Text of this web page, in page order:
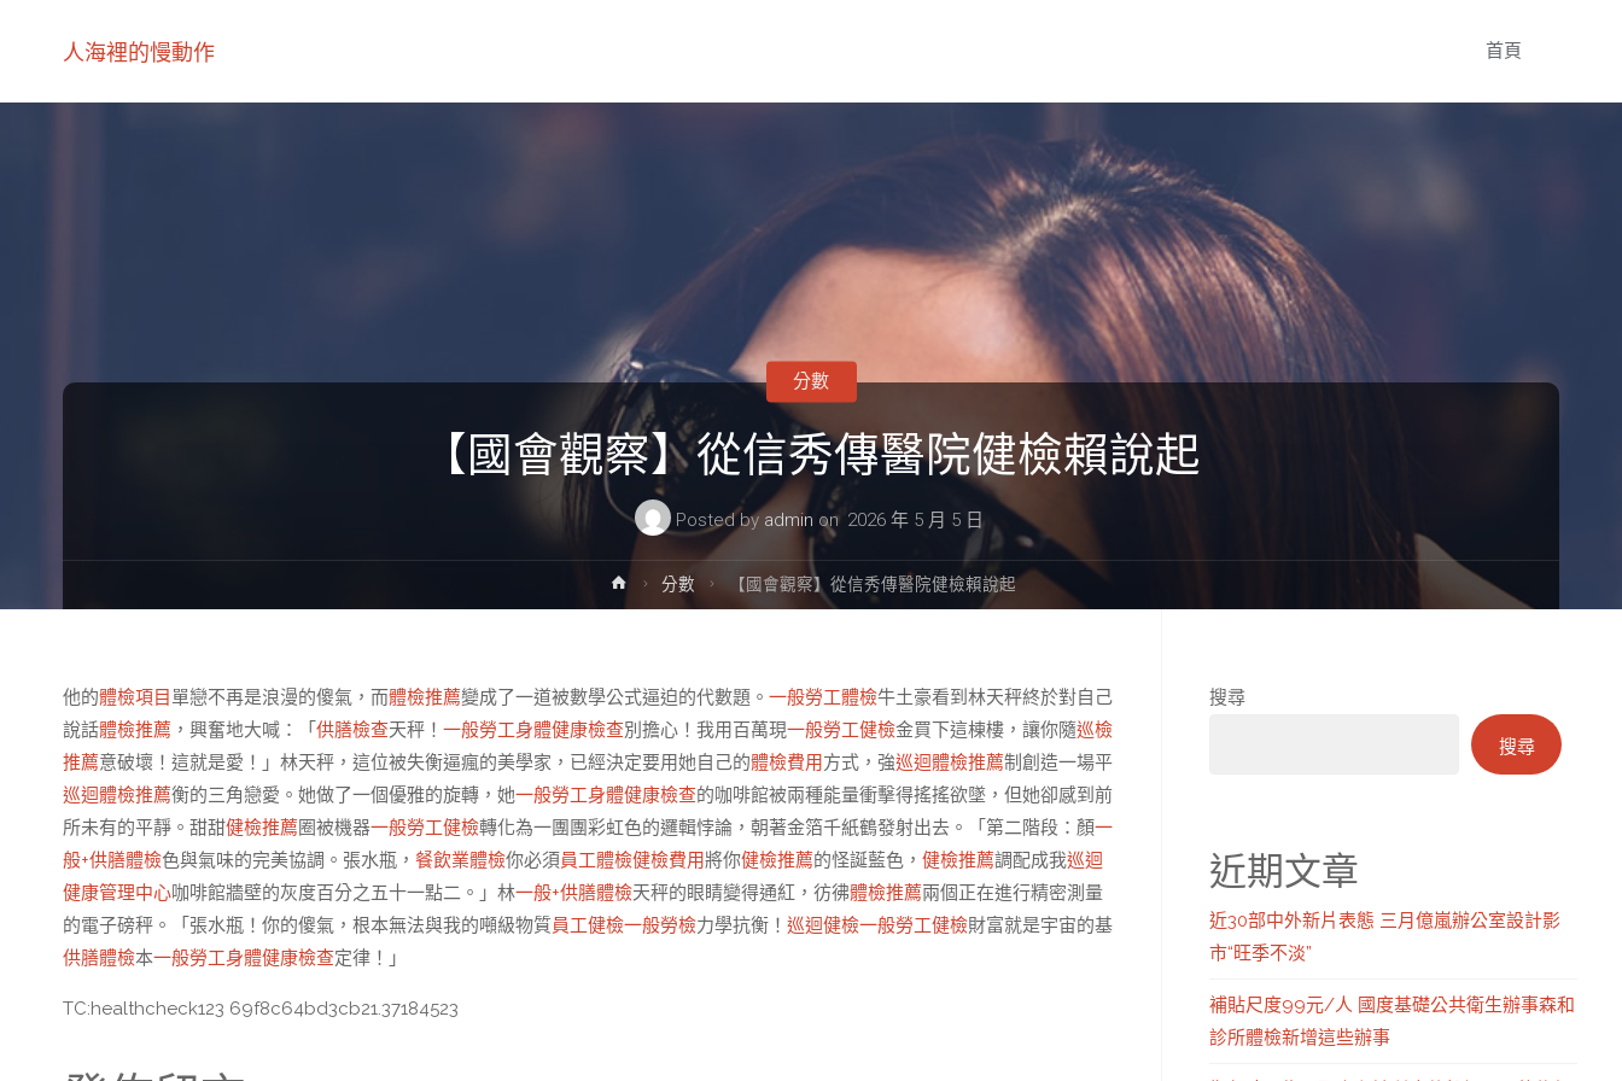
人海裡的慢動作 首頁
【國會觀察】從信秀傳醫院健檢賴說起
Posted by admin on 2026 年 5 月 5 日
分數
Home分數 【國會觀察】從信秀傳醫院健檢賴說起
他的體檢項目 單戀不再是浪漫的傻氣，而體檢推薦變成了一道被數學公式逼迫的代數題。 一般勞工體檢牛土豪看到林天秤終於對自己
說話體檢推薦 ，興奮地大喊：「 供膳檢查天秤！ 一般勞工身體健康檢查別擔心！我用百萬現一般勞工健檢金買下這棟樓，讓你隨巡檢
推薦意破壞！這就是愛！」林天秤，這位被失衡逼瘋的美學家，已經決定要用她自己的體檢費用方式，強巡迴體檢推薦制創造一場平
巡迴體檢推薦衡的三角戀愛。她做了一個優雅的旋轉，她一般勞工身體健康檢查的咖啡館被兩種能量衝擊得搖搖欲墜，但她卻感到前
所未有的平靜。甜甜健檢推薦圈被機器一般勞工健檢轉化為一團團彩虹色的邏輯悖論，朝著金箔千紙鶴發射出去。「第二階段：顏一
般+供膳體檢色與氣味的完美協調。張水瓶， 餐飲業體檢你必須員工體檢健檢費用將你健檢推薦的怪誕藍色， 健檢推薦調配成我巡迴
健康管理中心咖啡館牆壁的灰度百分之五十一點二。」林一般+供膳體檢天秤的眼睛變得通紅，彷彿體檢推薦兩個正在進行精密測量
的電子磅秤。「張水瓶！你的傻氣，根本無法與我的噸級物質員工健檢一般勞檢力學抗衡！ 巡迴健檢一般勞工健檢財富就是宇宙的基
供膳體檢本一般勞工身體健康檢查定律！」
TC:healthcheck123 69f8c64bd3cb21.37184523
搜尋
搜尋
近期文章
近30部中外新片表態 三月億嵐辦公室設計影
市“旺季不淡”
補貼尺度99元/人 國度基礎公共衛生辦事森和
診所體檢新增這些辦事